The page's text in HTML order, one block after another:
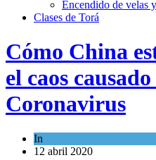
Encendido de velas
Clases de Torá
Cómo China
el caos
Coronavirus
In
12 abril 2020